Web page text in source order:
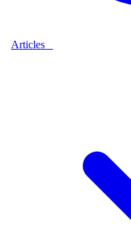
Articles